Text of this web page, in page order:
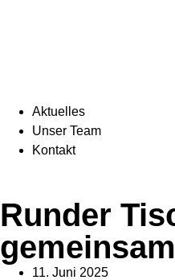
Aktuelles
Unser Team
Kontakt
Runder
11. Juni 2025